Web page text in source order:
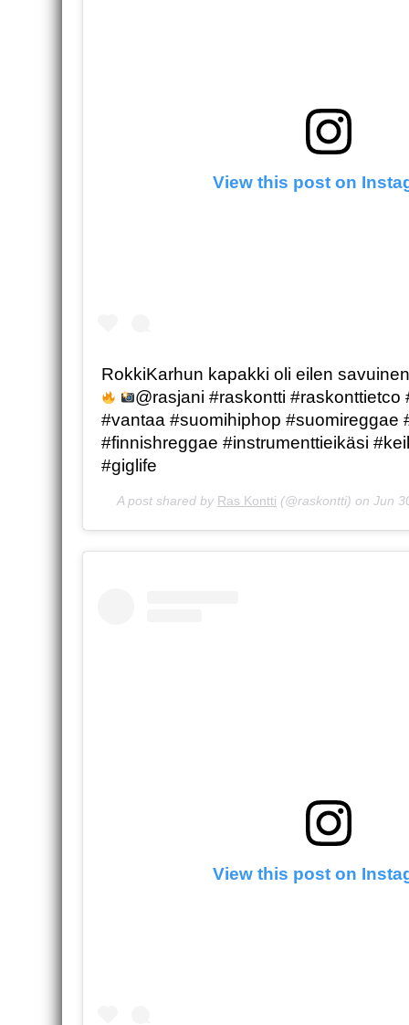
View this post on
RokkiKarhun kapakki oli eilen
@rasjani #raskontti #raskonttietco
#vantaa #suomihiphop #suomireggae
#finnishreggae #instrumenttieikäsi
#giglife
A post shared by Ras Kontti (@raskontti) on Jun
View this post on